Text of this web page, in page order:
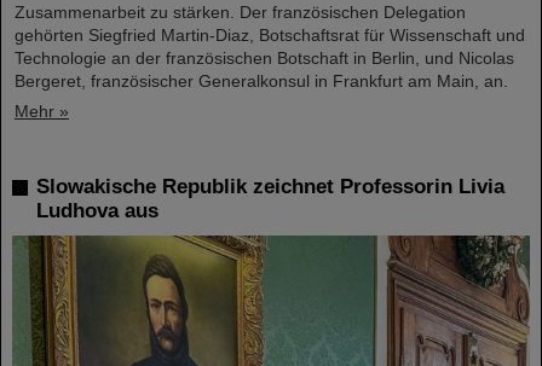
Zusammenarbeit zu stärken. Der französischen Delegation
gehörten Siegfried Martin-Diaz, Botschaftsrat für Wissenschaft und
Technologie an der französischen Botschaft in Berlin, und Nicolas
Bergeret, französischer Generalkonsul in Frankfurt am Main, an.
Mehr »
Slowakische Republik zeichnet Professorin Livia
Ludhova aus